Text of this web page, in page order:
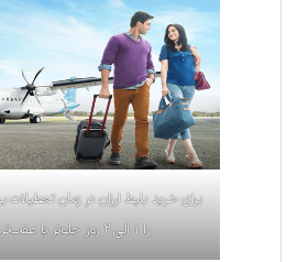
برای خرید بلیط ارزان در زمان
را ۱ الی ۲ روز جلوتر یا عقب‌تر بیاندازید